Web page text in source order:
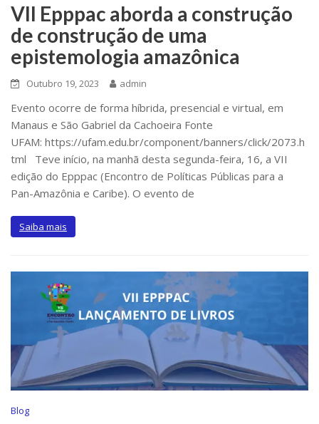
VII Epppac aborda a construção
de construção de uma
epistemologia amazônica
Outubro 19, 2023 admin
Evento ocorre de forma híbrida, presencial e virtual, em
Manaus e São Gabriel da Cachoeira Fonte
UFAM: https://ufam.edu.br/component/banners/click/2073.h
tml Teve início, na manhã desta segunda-feira, 16, a VII
edição do Epppac (Encontro de Políticas Públicas para a
Pan-Amazônia e Caribe). O evento de
Saiba mais
Blog